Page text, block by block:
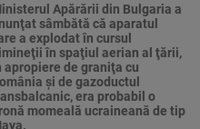
Apărării din Bulgaria a
sâmbătă că aparatul
a explodat în cursul
în spaţiul aerian al ţării,
apropiere de graniţa cu
şi de gazoductul
era probabil o
momeală ucraineană de tip